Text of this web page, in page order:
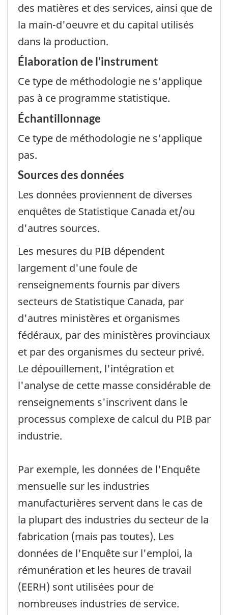
des matières et des services, ainsi que de
la main-d'oeuvre et du capital utilisés
dans la production.
Élaboration de l'instrument
Ce type de méthodologie ne s'applique
pas à ce programme statistique.
Échantillonnage
Ce type de méthodologie ne s'applique
pas.
Sources des données
Les données proviennent de diverses
enquêtes de Statistique Canada et/ou
d'autres sources.
Les mesures du PIB dépendent
largement d'une foule de
renseignements fournis par divers
secteurs de Statistique Canada, par
d'autres ministères et organismes
fédéraux, par des ministères provinciaux
et par des organismes du secteur privé.
Le dépouillement, l'intégration et
l'analyse de cette masse considérable de
renseignements s'inscrivent dans le
processus complexe de calcul du PIB par
industrie.
Par exemple, les données de l'Enquête
mensuelle sur les industries
manufacturières servent dans le cas de
la plupart des industries du secteur de la
fabrication (mais pas toutes). Les
données de l'Enquête sur l'emploi, la
rémunération et les heures de travail
(EERH) sont utilisées pour de
nombreuses industries de service.